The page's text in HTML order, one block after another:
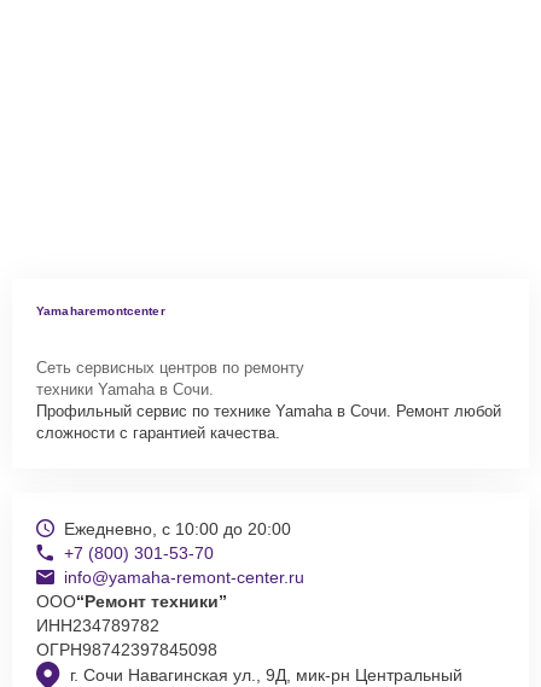
Yamaharemontcenter
Сеть сервисных центров по ремонту
техники Yamaha в Сочи.
Профильный сервис по технике Yamaha в Сочи. Ремонт любой
сложности с гарантией качества.
г. Сочи Навагинская ул., 9Д, мик-рн Центральный
Ежедневно, с 10:00 до 20:00
+7 (800) 301-53-70
info@yamaha-remont-center.ru
ООО“Ремонт техники”
ИНН234789782
ОГРН98742397845098